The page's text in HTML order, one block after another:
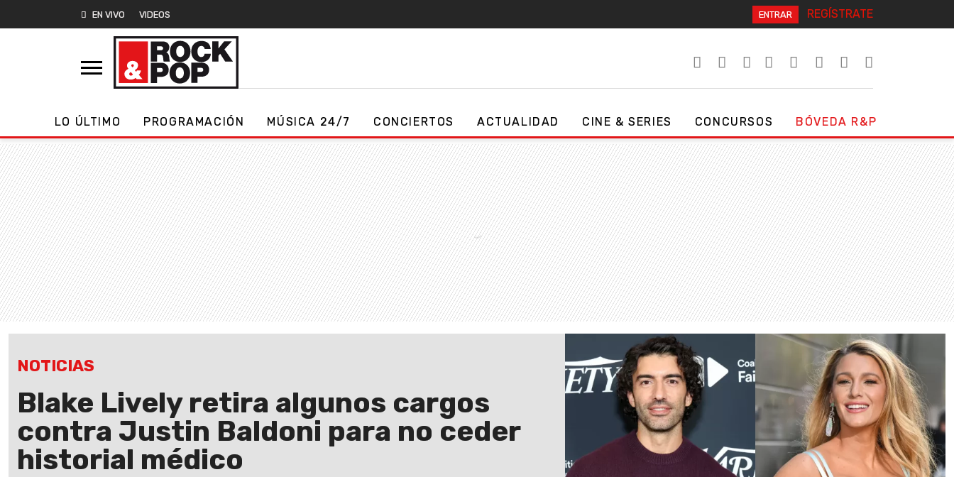
EN VIVO VIDEOS ENTRAR REGÍSTRATE
LO ÚLTIMO PROGRAMACIÓN MÚSICA 24/7 CONCIERTOS ACTUALIDAD CINE & SERIES CONCURSOS BÓVEDA R&P
NOTICIAS
Blake Lively retira algunos cargos
contra Justin Baldoni para no ceder
historial médico